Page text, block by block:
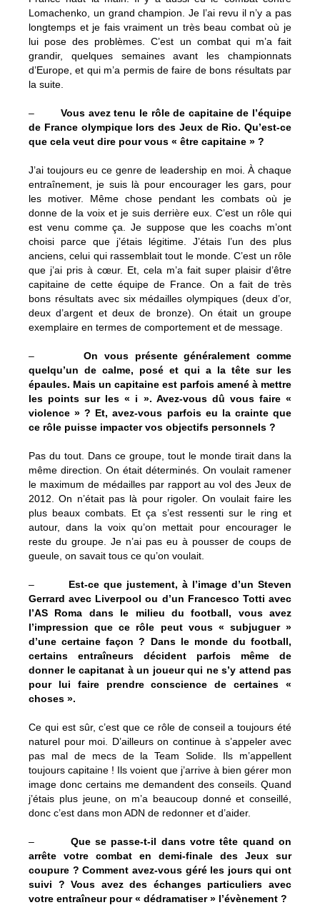
Lomachenko, un grand champion. Je l’ai revu il n’y a pas
longtemps et je fais vraiment un très beau combat où je
lui pose des problèmes. C’est un combat qui m’a fait
grandir, quelques semaines avant les championnats
d’Europe, et qui m’a permis de faire de bons résultats par
la suite.
– Vous avez tenu le rôle de capitaine de l’équipe
de France olympique lors des Jeux de Rio. Qu’est-ce
que cela veut dire pour vous « être capitaine » ?
J’ai toujours eu ce genre de leadership en moi. À chaque
entraînement, je suis là pour encourager les gars, pour
les motiver. Même chose pendant les combats où je
donne de la voix et je suis derrière eux. C’est un rôle qui
est venu comme ça. Je suppose que les coachs m’ont
choisi parce que j’étais légitime. J’étais l’un des plus
anciens, celui qui rassemblait tout le monde. C’est un rôle
que j’ai pris à cœur. Et, cela m’a fait super plaisir d’être
capitaine de cette équipe de France. On a fait de très
bons résultats avec six médailles olympiques (deux d’or,
deux d’argent et deux de bronze). On était un groupe
exemplaire en termes de comportement et de message.
–On vous présente généralement comme
quelqu’un de calme, posé et qui a la tête sur les
épaules. Mais un capitaine est parfois amené à mettre
les points sur les « i ». Avez-vous dû vous faire «
violence » ? Et, avez-vous parfois eu la crainte que
ce rôle puisse impacter vos objectifs personnels ?
Pas du tout. Dans ce groupe, tout le monde tirait dans la
même direction. On était déterminés. On voulait ramener
le maximum de médailles par rapport au vol des Jeux de
2012. On n’était pas là pour rigoler. On voulait faire les
plus beaux combats. Et ça s’est ressenti sur le ring et
autour, dans la voix qu’on mettait pour encourager le
reste du groupe. Je n’ai pas eu à pousser de coups de
gueule, on savait tous ce qu’on voulait.
– Est-ce que justement, à l’image d’un Steven
Gerrard avec Liverpool ou d’un Francesco Totti avec
l’AS Roma dans le milieu du football, vous avez
l’impression que ce rôle peut vous « subjuguer »
d’une certaine façon ? Dans le monde du football,
certains entraîneurs décident parfois même de
donner le capitanat à un joueur qui ne s’y attend pas
pour lui faire prendre conscience de certaines «
choses ».
Ce qui est sûr, c’est que ce rôle de conseil a toujours été
naturel pour moi. D’ailleurs on continue à s’appeler avec
pas mal de mecs de la Team Solide. Ils m’appellent
toujours capitaine ! Ils voient que j’arrive à bien gérer mon
image donc certains me demandent des conseils. Quand
j’étais plus jeune, on m’a beaucoup donné et conseillé,
donc c’est dans mon ADN de redonner et d’aider.
– Que se passe-t-il dans votre tête quand on
arrête votre combat en demi-finale des Jeux sur
coupure ? Comment avez-vous géré les jours qui ont
suivi ? Vous avez des échanges particuliers avec
votre entraîneur pour « dédramatiser » l’évènement ?